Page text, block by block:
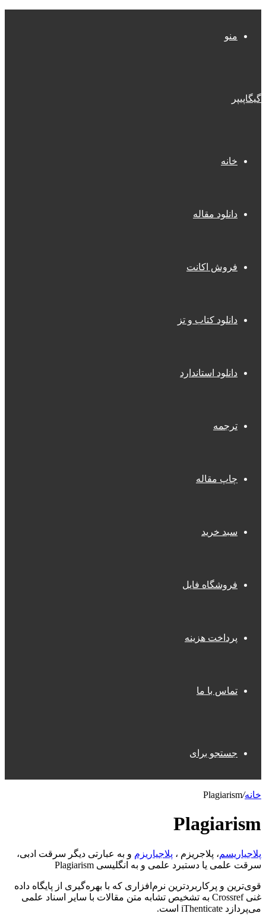
منو
گیگاپیپر
خانه
دانلود مقاله
فروش اکانت
دانلود کتاب و تز
دانلود استاندارد
ترجمه
چاپ مقاله
سبد خرید
فروشگاه فایل
پرداخت هزینه
تماس با ما
جستجو برای
خانه/
Plagiarism
Plagiarism
پلاجیاریسم، پلاجریزم ، پلاجیاریزم و به عبارتی دیگر سرقت ادبی،
سرقت علمی یا دستبرد علمی و به انگلیسی Plagiarism
قوی‌ترین و پرکاربردترین نرم‌افزاری که با بهره‌گیری از پایگاه داده
غنی Crossref به تشخیص تشابه متن مقالات با سایر اسناد علمی
می‌پردازد iThenticate است.